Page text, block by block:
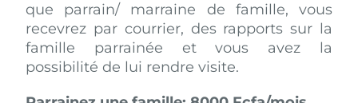
que parrain/ marraine de famille, vous
recevrez par courrier, des rapports sur la
famille parrainée et vous avez la
possibilité de lui rendre visite.